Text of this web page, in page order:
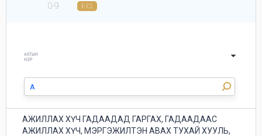
0-9
БҮГД
АКТЫН
НЭР
АЖИЛЛАХ ХҮЧ ГАДААДАД ГАРГАХ, ГАДААДААС
АЖИЛЛАХ ХҮЧ, МЭРГЭЖИЛТЭН АВАХ ТУХАЙ ХУУЛЬ,